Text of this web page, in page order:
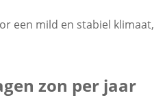
een mild en stabiel klimaat,
zon per jaar